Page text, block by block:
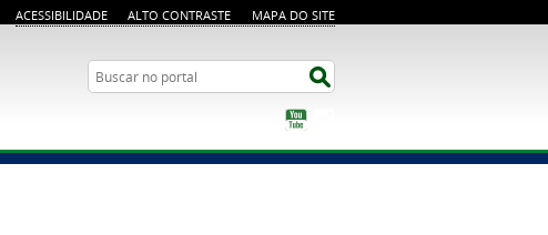
ACESSIBILIDADE ALTO CONTRASTE MAPA DO SITE
Busca